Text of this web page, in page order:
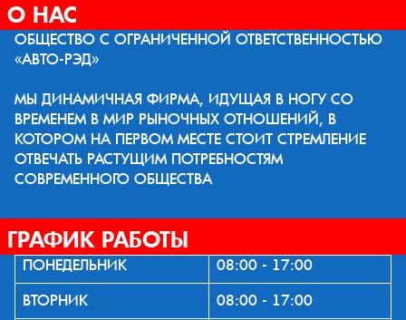
О НАС
ОБЩЕСТВО С ОГРАНИЧЕННОЙ ОТВЕТСТВЕННОСТЬЮ
«АВТО-РЭД»
МЫ ДИНАМИЧНАЯ ФИРМА, ИДУЩАЯ В НОГУ СО
ВРЕМЕНЕМ В МИР РЫНОЧНЫХ ОТНОШЕНИЙ, В
КОТОРОМ НА ПЕРВОМ МЕСТЕ СТОИТ СТРЕМЛЕНИЕ
ОТВЕЧАТЬ РАСТУЩИМ ПОТРЕБНОСТЯМ
СОВРЕМЕННОГО ОБЩЕСТВА
ГРАФИК РАБОТЫ
ПОНЕДЕЛЬНИК
08:00 - 17:00
ВТОРНИК
08:00 - 17:00